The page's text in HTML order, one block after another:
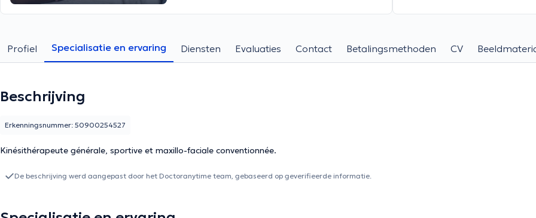
Profiel Specialisatie en ervaring Diensten Evaluaties Contact Betalingsmethoden CV
Beschrijving
Kinésithérapeute générale, sportive et maxillo-faciale conventionnée.
Erkenningsnummer: 50900254527
De beschrijving werd aangepast door het Doctoranytime team, gebaseerd op geverifieerde informatie.